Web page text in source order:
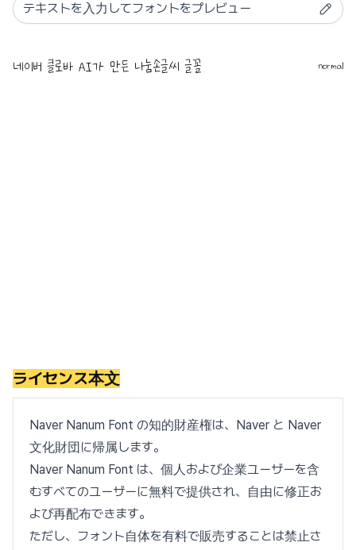
normal
ライセンス本文
Naver Nanum Font の知的財産権は、Naver と Naver
文化財団に帰属します。
Naver Nanum Font は、個人および企業ユーザーを含
むすべてのユーザーに無料で提供され、自由に修正お
よび再配布できます。
ただし、フォント自体を有料で販売することは禁止さ